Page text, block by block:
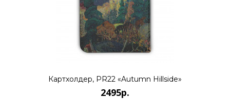
Картхолдер, PR22 «Autumn Hillside»
2495р.